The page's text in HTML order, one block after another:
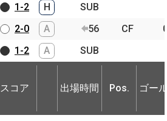
1-2 H
SUB
2-0 A 56 CF
1-2 A SUB
スコア 出場時間 Pos. ゴー